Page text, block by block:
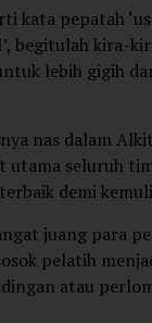
kata pepatah
begitulah kira-
lebih gigih
nas dalam
utama seluruh
demi
juang para
pelatih
atau